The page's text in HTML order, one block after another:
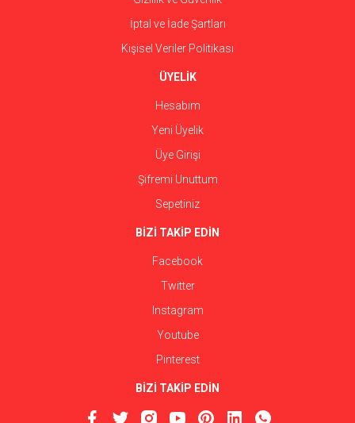
İptal ve İade Şartları
Kişisel Veriler Politikası
ÜYELİK
Hesabım
Yeni Üyelik
Üye Girişi
Şifremi Unuttum
Sepetiniz
BİZİ TAKİP EDİN
Facebook
Twitter
Instagram
Youtube
Pinterest
BİZİ TAKİP EDİN